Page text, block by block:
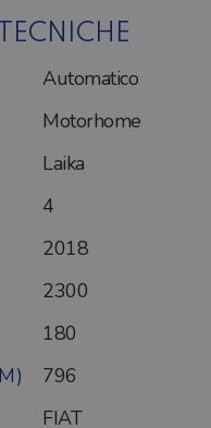
Automatico
Motorhome
Laika
4
2018
2300
180
796
FIAT